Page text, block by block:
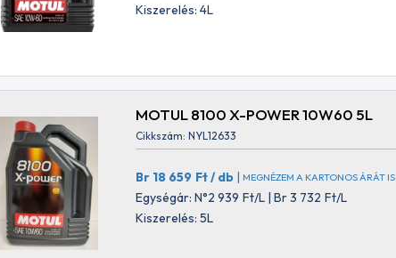
Egységár: N°4 346
Br 5 520 Ft
LOCTITE Felülettömítő szürke 5699
NYL18029
Br 6 113 Ft
Egységár: N°4 813
Br 6 113 Ft
RAVENOL SSO 0W30 1L
250ML
Br 1 490
Kiszerelés: 4L
MOTUL 8100 X-POWER 10W60 5L
Cikkszám: NYL12633
Br 18 659 Ft/ db MEGNÉZEM A KARTONOS ÁRÁT IS
Egységár: N°2 939 Ft/L | Br 3 732 Ft/L
Kiszerelés: 5L